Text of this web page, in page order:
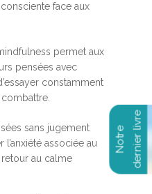
face aux
permet aux
pensées avec
constamment
sans jugement
associée au
au calme